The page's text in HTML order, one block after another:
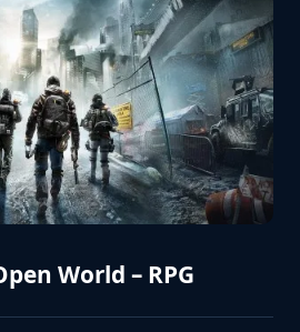
World – RPG